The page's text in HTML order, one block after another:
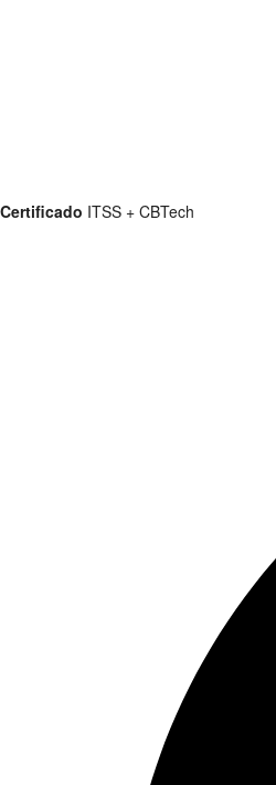
Certificado ITSS + CBTech